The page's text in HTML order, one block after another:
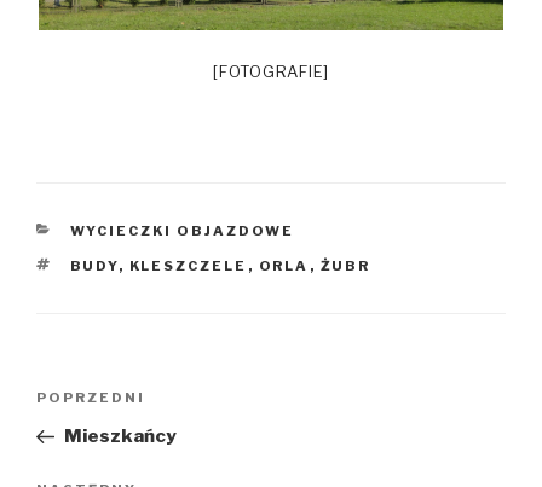
[FOTOGRAFIE]
KATEGORIE
WYCIECZKI OBJAZDOWE
TAGI
BUDY, KLESZCZELE , ORLA , ŻUBR
Nawigacja
Poprzedni
wpis
POPRZEDNI
Mieszkańcy